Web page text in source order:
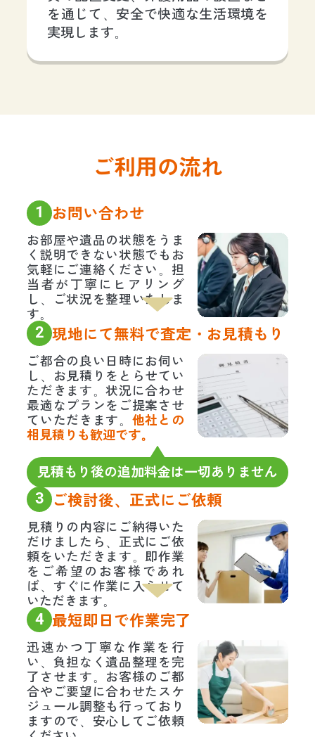
を通じて、安全で快適な生活環境を
実現します。
ご利用の流れ
1 お問い合わせ
お部屋や遺品の状態をうま
く説明できない状態でもお
気軽にご連絡ください。担
当者が丁寧にヒアリング
し、ご状況を整理いたしま
す。
2 現地にて無料で査定・お見積もり
ご都合の良い日時にお伺い
し、お見積りをとらせてい
ただきます。状況に合わせ
最適なプランをご提案させ
ていただきます。 他社との
相見積りも歓迎です。
見積もり後の追加料金は一切ありません
3 ご検討後、正式にご依頼
見積りの内容にご納得いた
だけましたら、正式にご依
頼をいただきます。即作業
をご希望のお客様であれ
ば、すぐに作業に入らせて
いただきます。
4 最短即日で作業完了
迅速かつ丁寧な作業を行
い、負担なく遺品整理を完
了させます。お客様のご都
合やご要望に合わせたスケ
ジュール調整も行っており
ますので、安心してご依頼